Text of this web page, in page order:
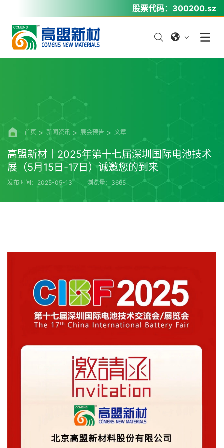
股票代码： 300200.sz
首页 新闻资讯 展会预告 文章
高盟新材丨2025年第十七届深圳国际电池技术
展（5月15日-17日）诚邀您的到来
发布时间：2025-05-13 浏览量：3665